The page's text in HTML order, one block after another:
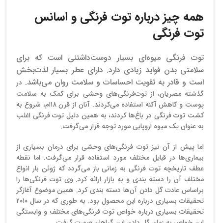
همه چیز درباره توت فرنگی و اسانس
توت فرنگی
توت فرنگی میوه‌ای بسیار دوست‌داشتنی است که برای
سلامتی بدن فواید زیادی دارد. دارای عطر بسیار لذت‌بخش
است و قادر به تقویت احساسات و سلامت روان می‌باشد. در
گذشته مصریان، از توت‌فرنگی‌های وحشی برای کمک به سلامت
پوست و کاهش آکنه استفاده می‌کردند. آنان از قرن ۱۸ام، شروع به
کشت توت فرنگی در باغ‌ها کردند، به همین دلیل توت فرنگی اغلب
به عنوان یک میوه اروپایی مورد توجه قرار می‌گرفت.
اما پیش از آن نیز توت فرنگی‌های وحشی برای درمان بسیاری از
بیماری‌ها در قبایل مختلف مورد استفاده قرار می‌گرفت. اما نقطه
عطف تاریخچه توت فرنگی به زمانی باز می‌گردد که ژوئن بار انواع
مختلف آن را دسته بندی و به بازار ارائه کرد. وی توت فرنگی‌ها را
براساس عادت گل دادن آن‌ها دسته بندی کرد. همین موضوع آغازگر
تحقیقات بسیاری درباره این محصول بود. به طوری که در سال ۲۰۱۰
تحقیقات بسیاری درباره خواص توت فرنگی‌های مختلف و وابستگی